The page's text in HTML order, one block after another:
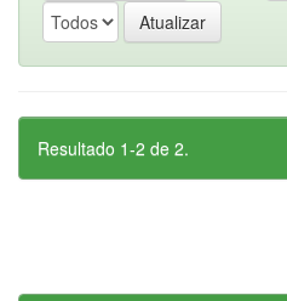
Resultado 1-2 de 2.